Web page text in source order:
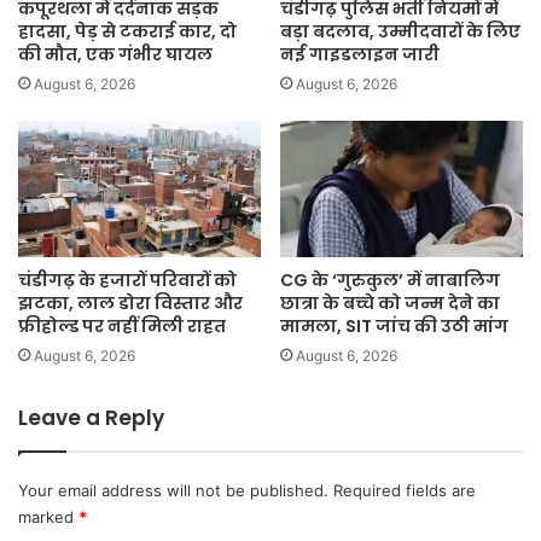
कपूरथला में दर्दनाक सड़क
हादसा, पेड़ से टकराई कार, दो
की मौत, एक गंभीर घायल
August 6, 2026
चंडीगढ़ पुलिस भर्ती नियमों में
बड़ा बदलाव, उम्मीदवारों के लिए
नई गाइडलाइन जारी
August 6, 2026
चंडीगढ़ के हजारों परिवारों को
झटका, लाल डोरा विस्तार और
फ्रीहोल्ड पर नहीं मिली राहत
August 6, 2026
CG के ‘गुरुकुल’ में नाबालिग
छात्रा के बच्चे को जन्म देने का
मामला, SIT जांच की उठी मांग
August 6, 2026
Leave a Reply
Your email address will not be published. Required fields are
marked *